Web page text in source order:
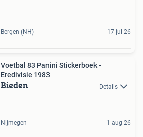
Bergen (NH) 17 jul 26
Voetbal 83 Panini Stickerboek -
Eredivisie 1983
Bieden Details
Nijmegen 1 aug 26